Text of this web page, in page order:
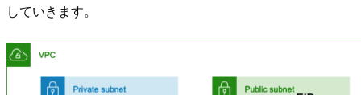
していきます。